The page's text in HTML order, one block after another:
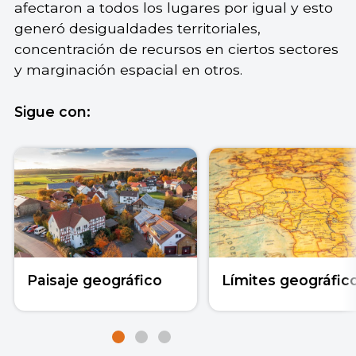
afectaron a todos los lugares por igual y esto
generó desigualdades territoriales,
concentración de recursos en ciertos sectores
y marginación espacial en otros.
Sigue con:
Paisaje geográfico Límites